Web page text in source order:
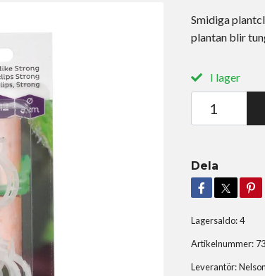
Smidiga
plantan blir
I lager
Dela
Lagersaldo:4
Artikelnummer:
Leverantör: